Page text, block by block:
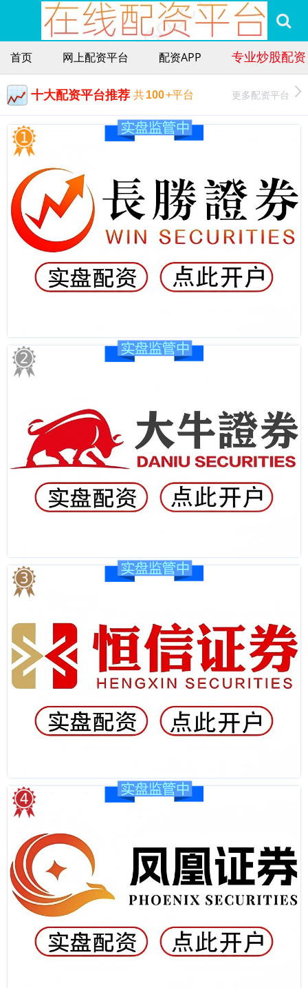
首页 网上配资平台 配资APP 专业炒股配资
十大配资平台推荐 共100+平台 更多配资平台